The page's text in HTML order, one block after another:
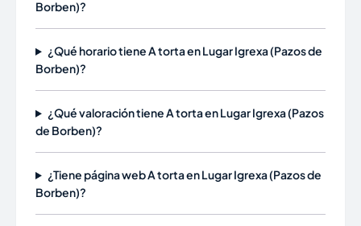
Borben)?
¿Qué horario tiene A torta en Lugar Igrexa (Pazos de
Borben)?
¿Qué valoración tiene A torta en Lugar Igrexa (Pazos
de Borben)?
¿Tiene página web A torta en Lugar Igrexa (Pazos de
Borben)?